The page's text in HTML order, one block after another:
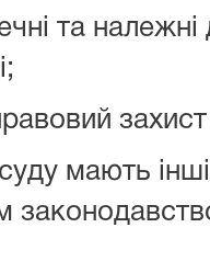
та належні
захист
мають